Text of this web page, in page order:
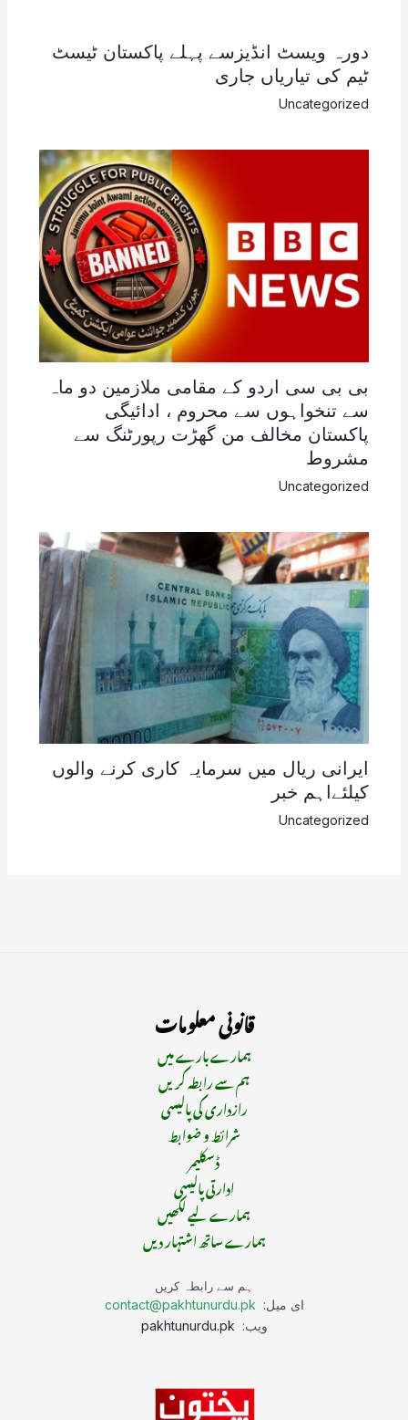
دورہ ویسٹ انڈیزسے پہلے پاکستان ٹیسٹ
ٹیم کی تیاریاں جاری
Uncategorized
بی بی سی اردو کے مقامی ملازمین دو ماہ
سے تنخواہوں سے محروم ، ادائیگی
پاکستان مخالف من گھڑت رپورٹنگ سے
مشروط
Uncategorized
ایرانی ریال میں سرمایہ کاری کرنے والوں
کیلئےاہم خبر
Uncategorized
قانونی معلومات
ہمارے بارے میں
ہم سے رابطہ کریں
رازداری کی پالیسی
شرائط و ضوابط
ڈسکلیمر
ادارتی پالیسی
ہمارے لیے لکھیں
ہمارے ساتھ اشتہار دیں
ہم سے رابطہ کریں
ای میل: contact@pakhtunurdu.pk
ویب: